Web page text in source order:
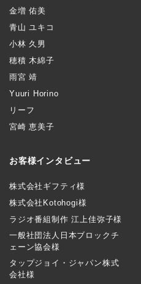
金増 佑美
青山 ユキコ
小林 久男
穂積 木綿子
雨宮 靖
Yuuri Horino
リーフ
宮崎 恵美子
お客様インタビュー
株式会社ギフティ様
株式会社Kotohogi様
ラジオ番組制作 江上佳弥子様
一般社団法人日本ブロックチ
ェーン協会様
タップジョイ・ジャパン株式
会社様